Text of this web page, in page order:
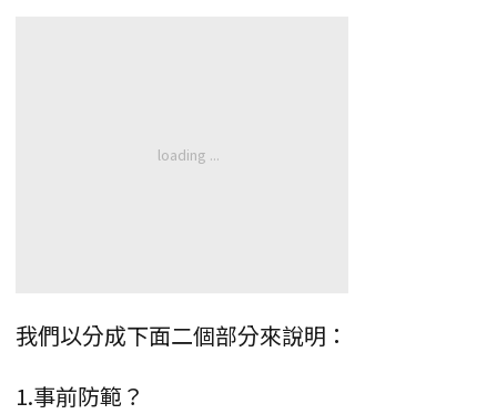
我們以分成下面二個部分來說明：
1.事前防範？